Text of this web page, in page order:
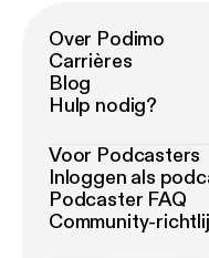
Over Podimo
Carrières
Blog
Hulp nodig?
Voor Podcasters
Inloggen als
Podcaster FAQ
Community-